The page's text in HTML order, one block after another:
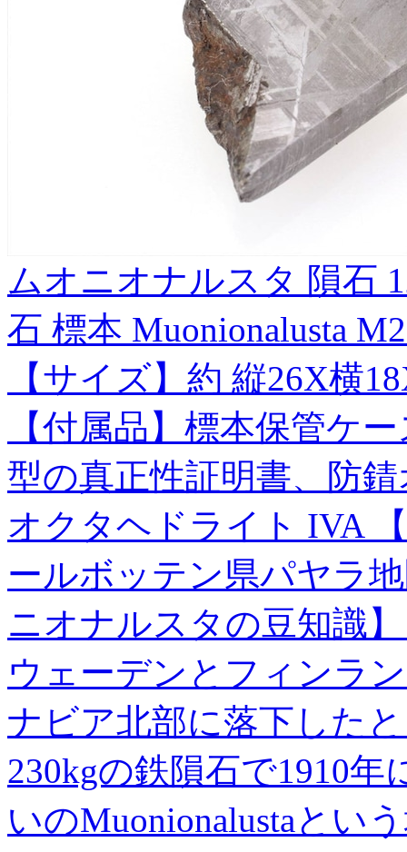
ムオニオナルスタ 隕石
石 標本 Muonionalusta
【サイズ】約 縦26X横
【付属品】標本保管ケ
型の真正性証明書、防
オクタヘドライト IVA
ールボッテン県パヤラ
ニオナルスタの豆知識
ウェーデンとフィンラ
ナビア北部に落下した
230kgの鉄隕石で1910年
いのMuonionalustaとい